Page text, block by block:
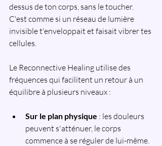
dessus de ton corps, sans le toucher.
C'est comme si un réseau de lumière
invisible t'enveloppait et faisait vibrer tes
cellules.
Le Reconnective Healing utilise des
fréquences qui facilitent un retour à un
équilibre à plusieurs niveaux :
Sur le plan physique : les douleurs
peuvent s'atténuer, le corps
commence à se réguler de lui-même.